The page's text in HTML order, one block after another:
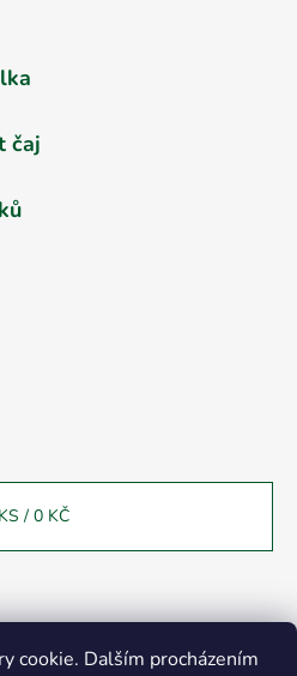
cookie. Dalším procházením
čaj
KS / 0 KČ